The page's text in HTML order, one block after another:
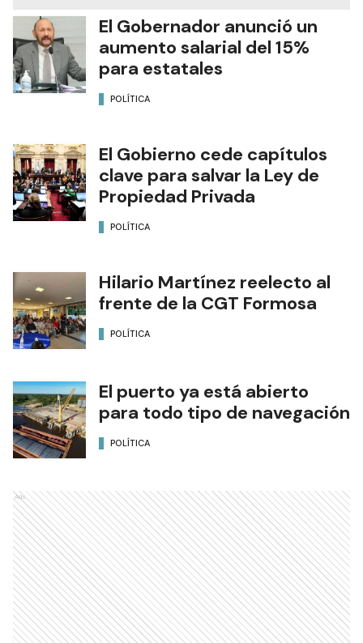
El Gobernador anunció un
aumento salarial del 15%
para estatales
POLÍTICA
El Gobierno cede capítulos
clave para salvar la Ley de
Propiedad Privada
POLÍTICA
Hilario Martínez reelecto al
frente de la CGT Formosa
POLÍTICA
El puerto ya está abierto
para todo tipo de navegación
POLÍTICA
Ads